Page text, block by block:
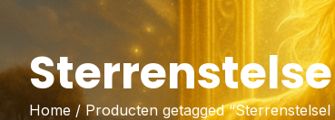
Home / Producten getagged